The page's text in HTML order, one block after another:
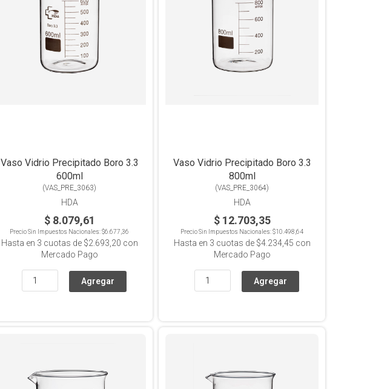
Vaso Vidrio Precipitado Boro 3.3
600ml
(VAS_PRE_3063)
HDA
$ 8.079,61
Precio Sin Impuestos Nacionales:$6.677,36
Hasta en 3 cuotas de $2.693,20 con
Mercado Pago
Vaso Vidrio Precipitado Boro 3.3
800ml
(VAS_PRE_3064)
HDA
$ 12.703,35
Precio Sin Impuestos Nacionales:$10.498,64
Hasta en 3 cuotas de $4.234,45 con
Mercado Pago